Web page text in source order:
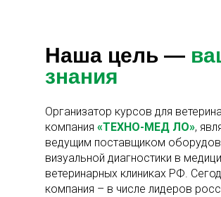
Организатор курсов для
компания «ТЕХНО-МЕД ЛО»,
ведущим поставщиком
визуальной диагностики в
ветеринарных клиниках РФ.
компания – в числе лидеров
Наша цель —
знания